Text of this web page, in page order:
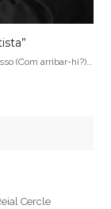
(Com arribar-hi?)…
Cercle